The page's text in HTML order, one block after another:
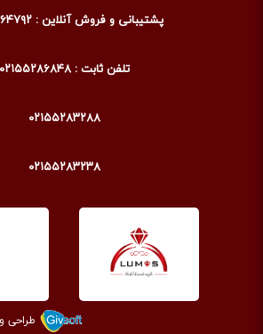
پشتیبانی و فروش آنلاین : ۰۹۰۰۴۸۶۴۷۹۲
تلفن ثابت : ۰۲۱۵۵۲۸۶۸۴۸
۰۲۱۵۵۲۸۳۲۸۸
۰۲۱۵۵۲۸۳۲۳۸
طراحی